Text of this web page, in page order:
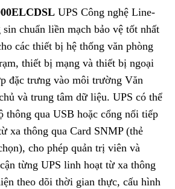
UPS Công nghệ Line-
chuẩn liền mạch bảo vệ tốt nhất
các thiết bị hệ thống văn phòng
thiết bị mạng và thiết bị ngoại
đặc trưng vào môi trường Văn
và trung tâm dữ liệu. UPS có thể
thông qua USB hoặc cổng nối tiếp
xa thông qua Card SNMP (thẻ
cho phép quản trị viên và
từng UPS linh hoạt từ xa thông
theo dõi thời gian thực, cấu hình